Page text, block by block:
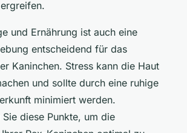
und Ernährung ist auch eine
entscheidend für das
Kaninchen. Stress kann die Haut
und sollte durch eine ruhige
minimiert werden.
diese Punkte, um die